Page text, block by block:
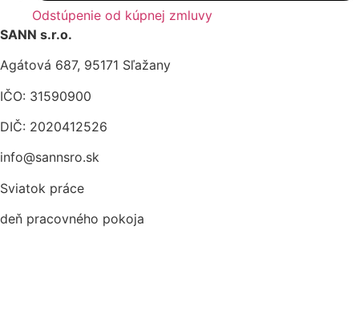
Odstúpenie od kúpnej zmluvy
SANN s.r.o.
Agátová 687, 95171 Sľažany
IČO: 31590900
DIČ: 2020412526
info@sannsro.sk
Sviatok práce
deň pracovného pokoja